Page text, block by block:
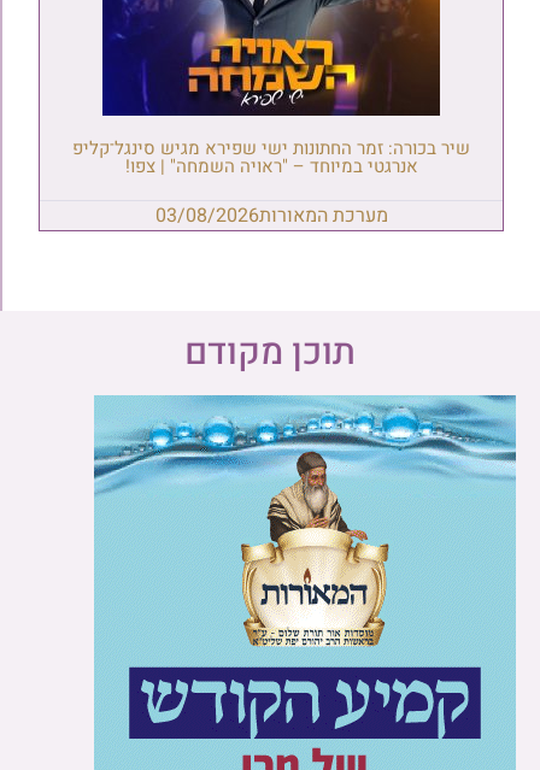
שיר בכורה: זמר החתונות ישי שפירא מגיש סינגל־קליפ
אנרגטי במיוחד – "ראויה השמחה" | צפו!
מערכת המאורות03/08/2026
תוכן מקודם